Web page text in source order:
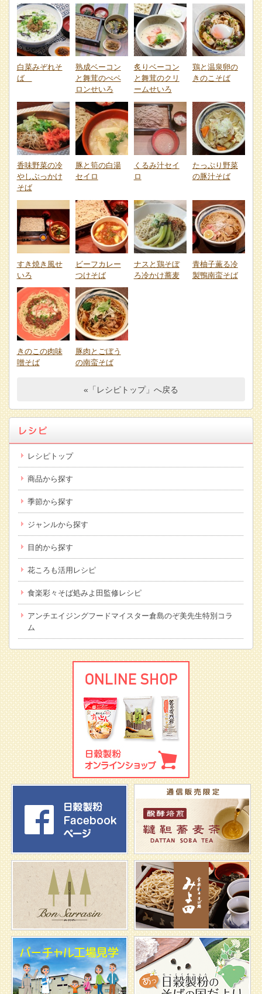
白菜みぞれそ
ば
熟成ベーコン
と舞茸のぺペ
ロンせいろ
炙りベーコン
と舞茸のクリ
ームせいろ
鶏と温泉卵の
きのこそば
香味野菜の冷
やしぶっかけ
そば
豚と筍の白湯
セイロ
くるみ汁セイ
ロ
たっぷり野菜
の豚汁そば
すき焼き風せ
いろ
ビーフカレー
つけそば
ナスと鶏そぼ
ろ冷かけ蕎麦
青柚子薫る冷
製鴨南蛮そば
きのこの肉味
噌そば
豚肉とごぼう
の南蛮そば
«「レシピトップ」へ戻る
レシピトップ
商品から探す
季節から探す
ジャンルから探す
目的から探す
花ころも活用レシピ
食楽彩々そば処みよ田監修レシピ
アンチエイジングフードマイスター倉島のぞ美先生特別コラ
ム